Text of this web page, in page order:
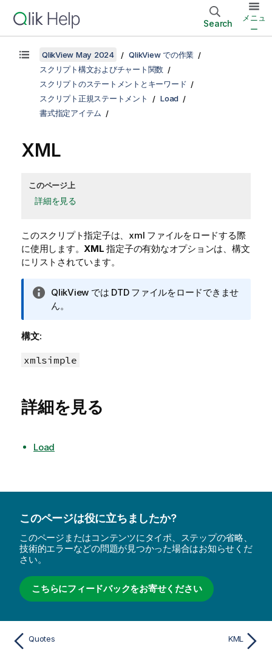
Search
メニュ
ー
QlikView May 2024
QlikView での作業
スクリプト構文およびチャート関数
スクリプトのステートメントとキーワード
スクリプト正規ステートメント
Load
書式指定アイテム
XML
このページ上
詳細を見る
このスクリプト指定子は、 xml ファイルをロードする際
に使用します。XML 指定子の有効なオプションは、構文
にリストされています。
情
報
QlikView では DTD ファイルをロードできませ
ん。
構文:
xmlsimple
詳細を見る
Load
このページは役に立ちましたか?
このページまたはコンテンツにタイポ、ステップの省略、
技術的エラーなどの問題が見つかった場合はお知らせくだ
さい。
こちらにフィードバックをお寄せください
Quotes KML